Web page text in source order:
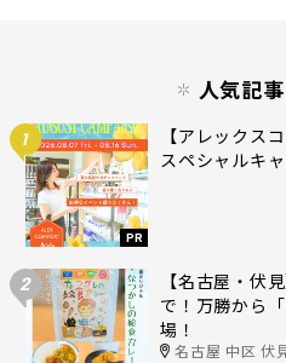
人気記
1
PR
【アレックス
スペシャルキ
2
【名古屋・伏
で！万勝から
場！
名古屋 中区 伏